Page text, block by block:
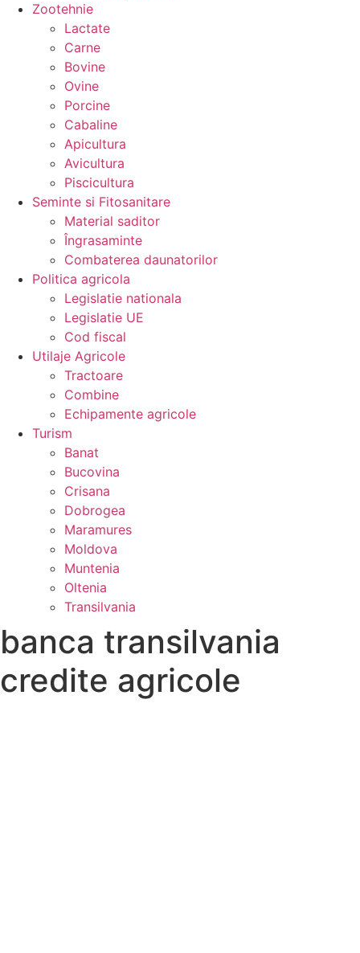
Zootehnie
Lactate
Carne
Bovine
Ovine
Porcine
Cabaline
Apicultura
Avicultura
Piscicultura
Seminte si Fitosanitare
Material saditor
Îngrasaminte
Combaterea daunatorilor
Politica agricola
Legislatie nationala
Legislatie UE
Cod fiscal
Utilaje Agricole
Tractoare
Combine
Echipamente agricole
Turism
Banat
Bucovina
Crisana
Dobrogea
Maramures
Moldova
Muntenia
Oltenia
Transilvania
banca transilvania
credite agricole